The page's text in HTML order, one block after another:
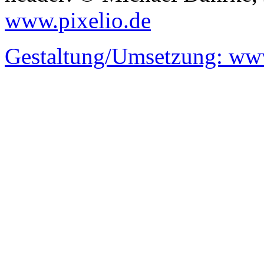
www.pixelio.de
Gestaltung/Umsetzung: